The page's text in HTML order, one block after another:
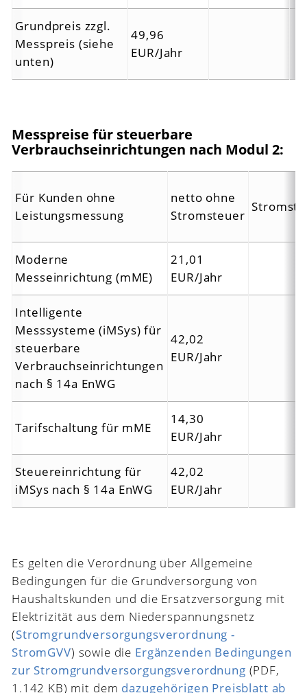
Grundpreis zzgl.
Messpreis (siehe
unten)
49,96
EUR/Jahr
Messpreise für steuerbare
Verbrauchseinrichtungen nach Modul 2:
Für Kunden ohne
Leistungsmessung
netto ohne
Stromsteuer
Moderne
Messeinrichtung (mME)
21,01
EUR/Jahr
Intelligente
Messsysteme (iMSys) für
steuerbare
Verbrauchseinrichtungen
nach § 14a EnWG
42,02
EUR/Jahr
Tarifschaltung für mME
14,30
EUR/Jahr
Steuereinrichtung für
iMSys nach § 14a EnWG
42,02
EUR/Jahr
Es gelten die Verordnung über Allgemeine
Bedingungen für die Grundversorgung von
Haushaltskunden und die Ersatzversorgung mit
Elektrizität aus dem Niederspannungsnetz
(Stromgrundversorgungsverordnung -
StromGVV) sowie die Ergänzenden Bedingungen
zur Stromgrundversorgungsverordnung (PDF,
1.142 KB) mit dem dazugehörigen Preisblatt ab